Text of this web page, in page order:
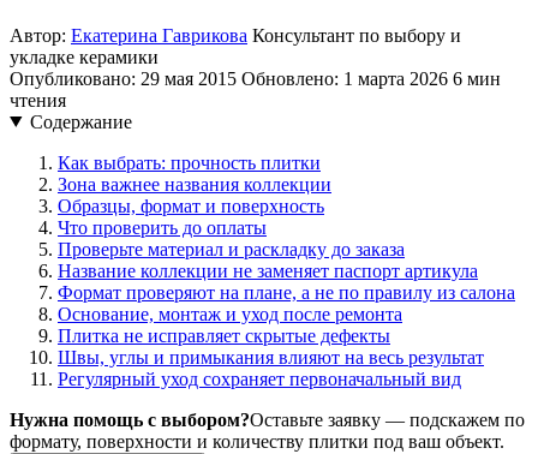
Автор: Екатерина Гаврикова Консультант по выбору и
укладке керамики
Опубликовано: 29 мая 2015 Обновлено: 1 марта 2026 6 мин
чтения
Содержание
Как выбрать: прочность плитки
Зона важнее названия коллекции
Образцы, формат и поверхность
Что проверить до оплаты
Проверьте материал и раскладку до заказа
Название коллекции не заменяет паспорт артикула
Формат проверяют на плане, а не по правилу из салона
Основание, монтаж и уход после ремонта
Плитка не исправляет скрытые дефекты
Швы, углы и примыкания влияют на весь результат
Регулярный уход сохраняет первоначальный вид
Нужна помощь с выбором?Оставьте заявку — подскажем по
формату, поверхности и количеству плитки под ваш объект.